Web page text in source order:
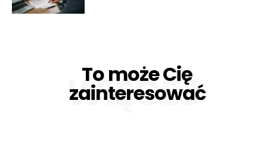
To może Cię
zainteresować
WIĘCEJ